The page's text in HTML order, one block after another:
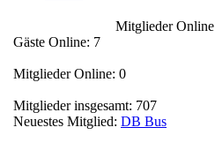
Mitglieder Online
Gäste Online: 7
Mitglieder Online: 0
Mitglieder insgesamt: 707
Neuestes Mitglied: DB Bus